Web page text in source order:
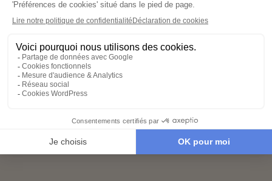
Safari en privé en Tanzanie
Voyage de noces et luxe en Tanzanie
Voyage en Tanzanie en famille
Voyage organisé Tanzanie